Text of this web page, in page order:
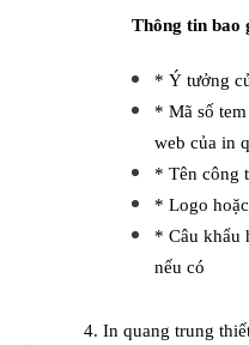
Thông tin bao
* Ý tưởng
* Mã số
web của in
* Tên công
* Logo
* Câu khẩu
nếu có
4. In quang trung